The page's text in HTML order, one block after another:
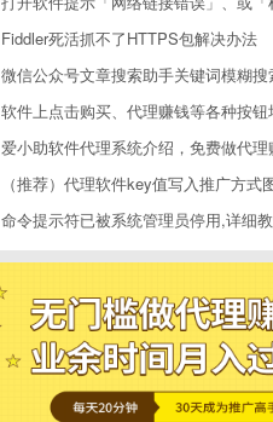
Fiddler死活抓不了HTTPS包解决办法
微信公众号文章搜索助手关键词模糊搜索和精确匹配搜索
软件上点击购买、代理赚钱等各种按钮均没有反应，不打开相应网址
爱小助软件代理系统介绍，免费做代理赚钱，带你轻松月收
（推荐）代理软件key值写入推广方式图文
命令提示符已被系统管理员停用,详细教您命令提示符已被系统管理员